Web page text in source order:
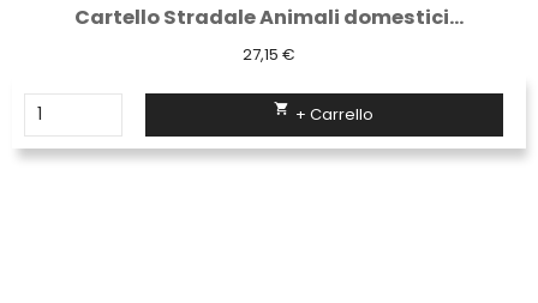
Cartello Stradale Animali domestici...
27,15 €
 + Carrello